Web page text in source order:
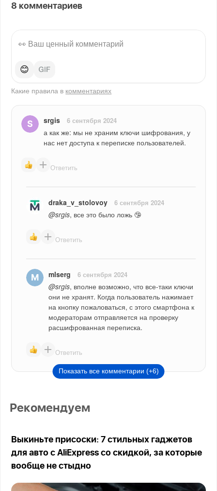
8 комментариев
😊
Какие правила в комментариях
srgis 6 сентября 2024
а как же: мы не храним ключи шифрования, у
нас нет доступа к переписке пользователей.
Ответить
draka_v_stolovoy 6 сентября 2024
@srgis, все это было ложь 🤥
Ответить
mlserg 6 сентября 2024
@srgis, вполне возможно, что все-таки ключи
они не хранят. Когда пользователь нажимает
на кнопку пожаловаться, с этого смартфона к
модераторам отправляется на проверку
расшифрованная переписка.
Ответить
Показать все комментарии (+6)
Рекомендуем
Выкиньте присоски: 7 стильных гаджетов
для авто с AliExpress со скидкой, за которые
вообще не стыдно